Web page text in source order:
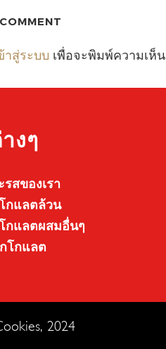
าสู่ระบบ เพื่อจะพิมพ์ความเห็น
งๆ
สของเรา
กแลตล้วน
กแลตผสมอื่นๆ
โกแลต
2024